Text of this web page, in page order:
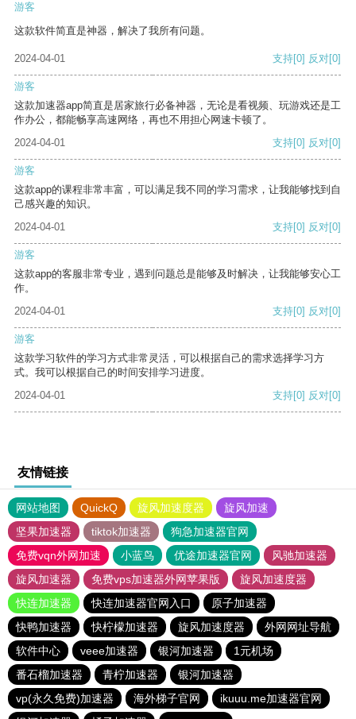
游客
这款软件简直是神器，解决了我所有问题。
2024-04-01 支持[0] 反对[0]
游客
这款加速器app简直是居家旅行必备神器，无论是看视频、玩游戏还是工
作办公，都能畅享高速网络，再也不用担心网速卡顿了。
2024-04-01
支持[0] 反对[0]
游客
这款app的课程非常丰富，可以满足我不同的学习需求，让我能够找到自
己感兴趣的知识。
2024-04-01
支持[0] 反对[0]
游客
这款app的客服非常专业，遇到问题总是能够及时解决，让我能够安心工
作。
2024-04-01
支持[0] 反对[0]
游客
这款学习软件的学习方式非常灵活，可以根据自己的需求选择学习方
式。我可以根据自己的时间安排学习进度。
2024-04-01
支持[0] 反对[0]
友情链接
网站地图 QuickQ 旋风加速度器
旋风加速
坚果加速器
tiktok加速器
狗急加速器官网
免费vqn外网加速
小蓝鸟 优途加速器官网
风驰加速器
旋风加速器
免费vps加速器外网苹果版
旋风加速度器
快连加速器
快连加速器官网入口
原子加速器
快鸭加速器
快柠檬加速器 旋风加速度器
外网网址导航
软件中心
veee加速器 银河加速器
1元机场
番石榴加速器
青柠加速器
银河加速器
vp(永久免费)加速器
海外梯子官网
ikuuu.me加速器官网